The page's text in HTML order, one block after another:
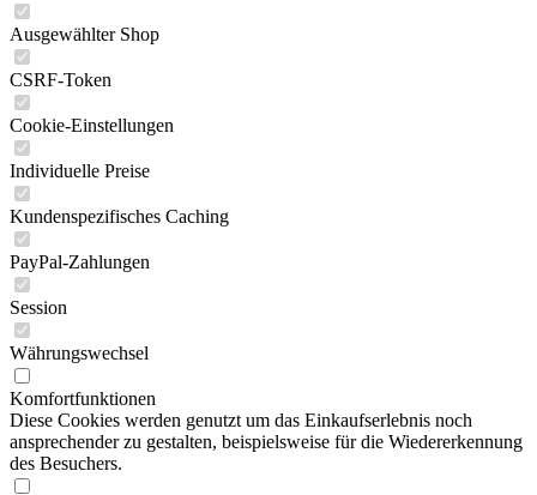
Ausgewählter Shop
CSRF-Token
Cookie-Einstellungen
Individuelle Preise
Kundenspezifisches Caching
PayPal-Zahlungen
Session
Währungswechsel
Komfortfunktionen
Diese Cookies werden genutzt um das Einkaufserlebnis noch
ansprechender zu gestalten, beispielsweise für die Wiedererkennung
des Besuchers.